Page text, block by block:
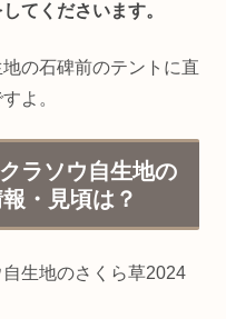
てくださいます。
の石碑前のテントに直
よ。
ラソウ自生地の
・見頃は？
生地のさくら草2024